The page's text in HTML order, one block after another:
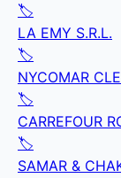
🏷️
LA EMY S.R.L.
🏷️
NYCOMAR
🏷️
CARREFOUR
🏷️
SAMAR &